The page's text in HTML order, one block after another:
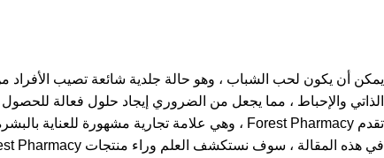
يمكن أن يكون لحب الشباب ، وهو حالة جلدية شائعة تصيب الأفراد
الذاتي والإحباط ، مما يجعل من الضروري إيجاد حلول فعالة
تقدم Forest Pharmacy ، وهي علامة تجارية مشهورة للعناية بالبشرة ، مجموعة من المنتجات المبتكرة المصممة خصيصًا لاستهداف حب الشباب وتعزيز صحة البشرة.